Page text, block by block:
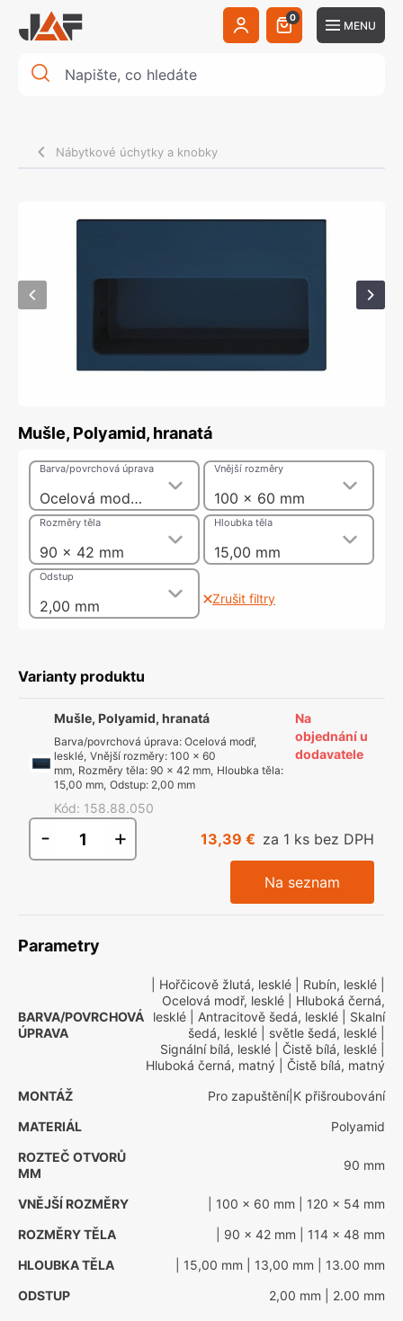
0
MENU
Nábytkové úchytky a knobky
Mušle, Polyamid, hranatá
Ocelová modř, lesklé
Barva/povrchová úprava
100 x 60 mm
Vnější rozměry
90 x 42 mm
Rozměry těla
15,00 mm
Hloubka těla
2,00 mm
Odstup
Zrušit filtry
Varianty produktu
Mušle, Polyamid, hranatá
Barva/povrchová úprava:Ocelová modř,
lesklé, Vnější rozměry:100 x 60
mm, Rozměry těla:90 x 42 mm, Hloubka těla:
15,00 mm, Odstup: 2,00 mm
Kód: 158.88.050
Na
objednání u
dodavatele
- + 13,39 € za 1 ks bez DPH
Na seznam
Parametry
BARVA/POVRCHOVÁ
ÚPRAVA
| Hořčicově žlutá, lesklé | Rubín, lesklé
Ocelová modř, lesklé | Hluboká černá,
lesklé | Antracitově šedá, lesklé | Skalní
šedá, lesklé | světle šedá, lesklé
Signální bílá, lesklé | Čistě bílá, lesklé
Hluboká černá, matný | Čistě bílá, matný
MONTÁŽ
Pro zapuštění|K přišroubování
MATERIÁL
Polyamid
ROZTEČ OTVORŮ
MM
90 mm
VNĚJŠÍ ROZMĚRY | 100 x 60 mm | 120 x 54 mm
ROZMĚRY TĚLA
| 90 x 42 mm | 114 x 48 mm
HLOUBKA TĚLA
| 15,00 mm | 13,00 mm | 13.00 mm
ODSTUP
2,00 mm | 2.00 mm